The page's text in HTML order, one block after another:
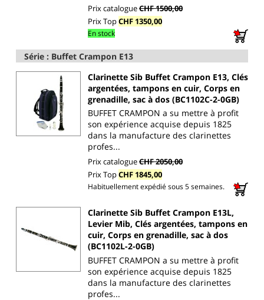
Prix catalogueCHF 1500,00
Prix TopCHF 1350,00
En stock
Série : Buffet Crampon E13
Clarinette Sib Buffet Crampon E13, Clés
argentées, tampons en cuir, Corps en
grenadille, sac à dos (BC1102C-2-0GB)
BUFFET CRAMPON a su mettre à profit
son expérience acquise depuis 1825
dans la manufacture des clarinettes
profes...
Prix catalogueCHF 2050,00
Prix TopCHF 1845,00
Habituellement expédié sous 5 semaines.
Clarinette Sib Buffet Crampon E13L,
Levier Mib, Clés argentées, tampons en
cuir, Corps en grenadille, sac à dos
(BC1102L-2-0GB)
BUFFET CRAMPON a su mettre à profit
son expérience acquise depuis 1825
dans la manufacture des clarinettes
profes...